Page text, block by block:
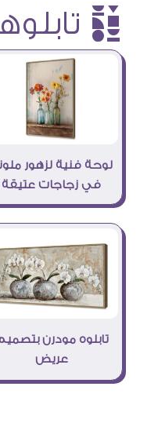
è تابلوهات
لوحة فنية لزهور
في زجاجات عتيقة
تابلوه مودرن
عريض